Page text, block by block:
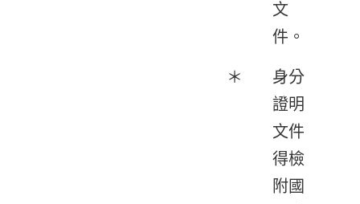
文
件。
＊
身分
證明
文件
得檢
附國